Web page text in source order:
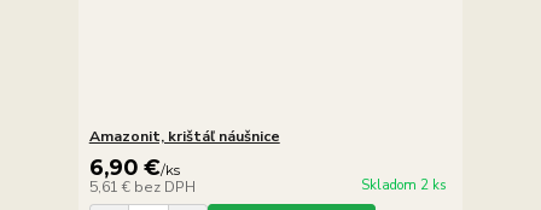
Amazonit, krištáľ náušnice
6,90 €/ks
5,61 € bez DPH Skladom 2 ks